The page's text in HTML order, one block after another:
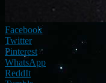
Facebook
Twitter
Pinterest
WhatsApp
ReddIt